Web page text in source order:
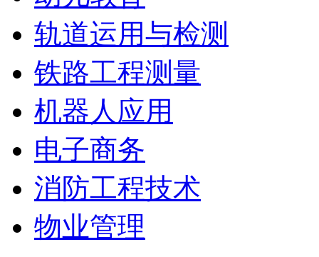
轨道运用与检测
铁路工程测量
机器人应用
电子商务
消防工程技术
物业管理